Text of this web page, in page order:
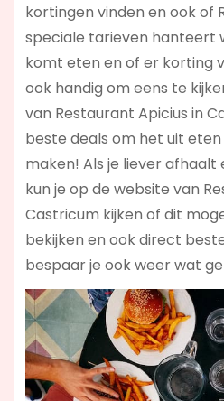
kortingen vinden en ook of
speciale tarieven hanteert
komt eten en of er korting
ook handig om eens te
van Restaurant Apicius in
beste deals om het uit
maken! Als je liever afhaalt
kun je op de website van
Castricum kijken of dit
bekijken en ook direct
bespaar je ook weer wat